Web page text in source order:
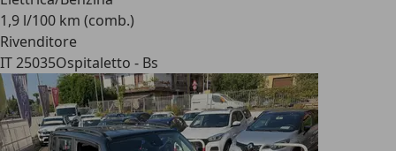
1,9 l/100 km (comb.)
Rivenditore
IT 25035Ospitaletto - Bs